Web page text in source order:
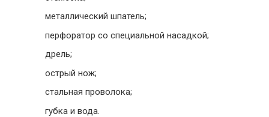
металлический шпатель;
перфоратор со специальной насадкой;
дрель;
острый нож;
стальная проволока;
губка и вода.